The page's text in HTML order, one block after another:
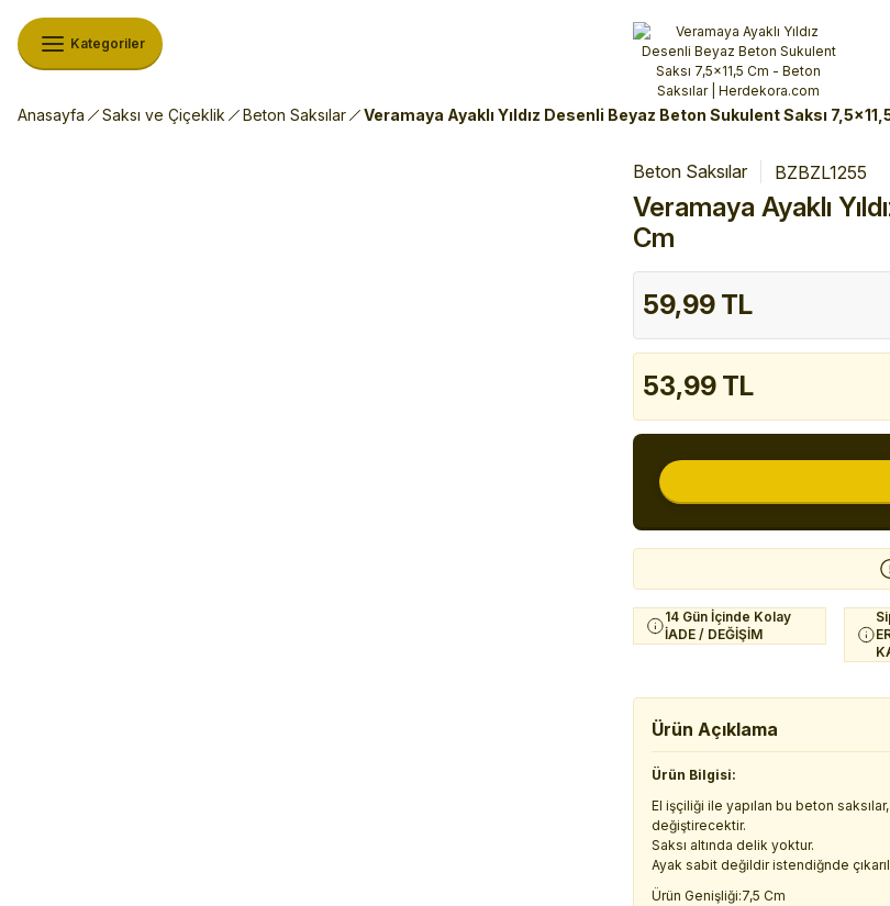
Alışverişlerinizde 3 Taksit Fırsatı! İlk siparişinizi
%10 Havale İndirimi Şimdi Alışveriş yap!
Kategoriler
Anasayfa Saksı ve Çiçeklik Beton Saksılar Veramaya Ayaklı Yıldız Desenli Beyaz Beton Sukulent Saksı
Beton Saksılar BZBZL1255
Veramaya Ayaklı
Cm
59,99 TL
53,99 TL
14 Gün İçinde Kolay
İADE / DEĞİŞİM
Ürün Açıklama
Ürün Bilgisi:
El işçiliği ile yapılan bu beton
değiştirecektir.
Saksı altında delik yoktur.
Ayak sabit değildir istendiğnde
Ürün Genişliği:7,5 Cm